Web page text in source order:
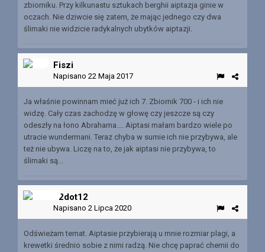
zbiorniku. Przy kilkunastu sztukach berghii aiptazja ginie w
oczach. Nie dziwcie się zatem, że mając jednego czy dwa
ślimaki nie widzicie radykalnych ubytków aiptazji.
Fiszi
Napisano 22 Maja 2017
Ja właśnie powinnam mieć już ich 7. Zbiornik 700 - i ich nie
widzę. Cały czas zachodzę w głowę czy jeszcze są czy
odeszły na łono Abrahama.... Aiptasi małam bardzo wiele po
utracie wundermani. Teraz chyba w sumie ich nie przybywa, ale
też nie ubywa. Liczę na to, że jak aiptasi nie przybywa, to
ślimaki są...
12dot12
Napisano 2 Lipca 2020
Odświeżam temat. Aiptasie przybierają u mnie rozmiar plagi, a
krewetki średnio sobie z nimi radzą. Nie chcę paprać chemii do